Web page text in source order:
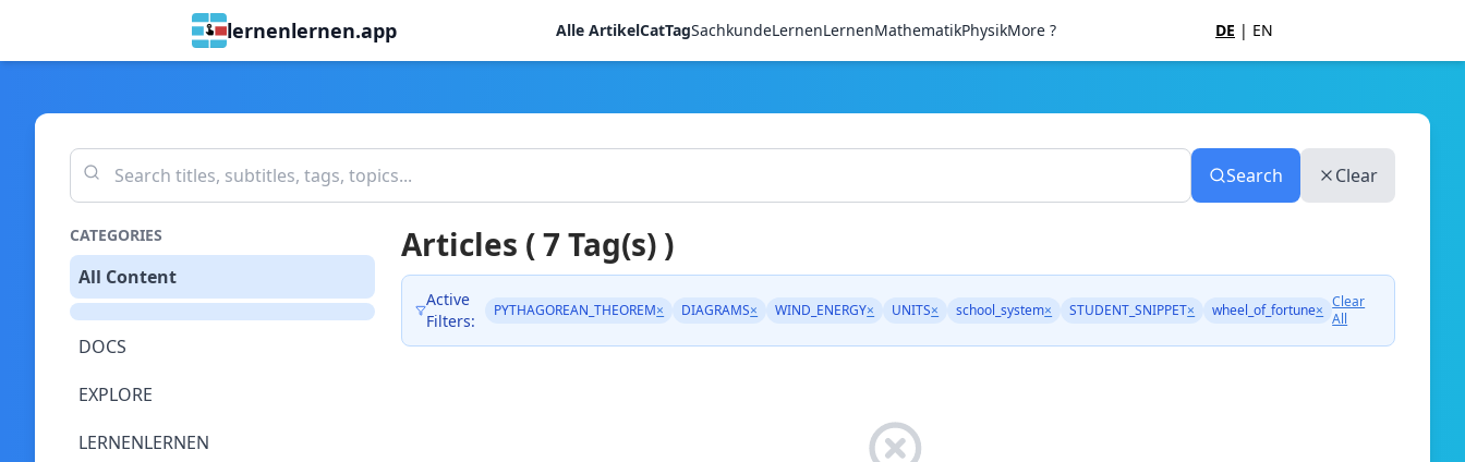
lernenlernen.app Alle ArtikelCatTagSachkundeLernenLernenMathematikPhysikMore ? DE | EN
Search Clear
CATEGORIES
All Content
DOCS
EXPLORE
LERNENLERNEN
Articles ( 7 Tag(s) )
Active
Filters:
PYTHAGOREAN_THEOREM× DIAGRAMS× WIND_ENERGY× UNITS× school_system× STUDENT_SNIPPET× wheel_of_fortune× Clear
All